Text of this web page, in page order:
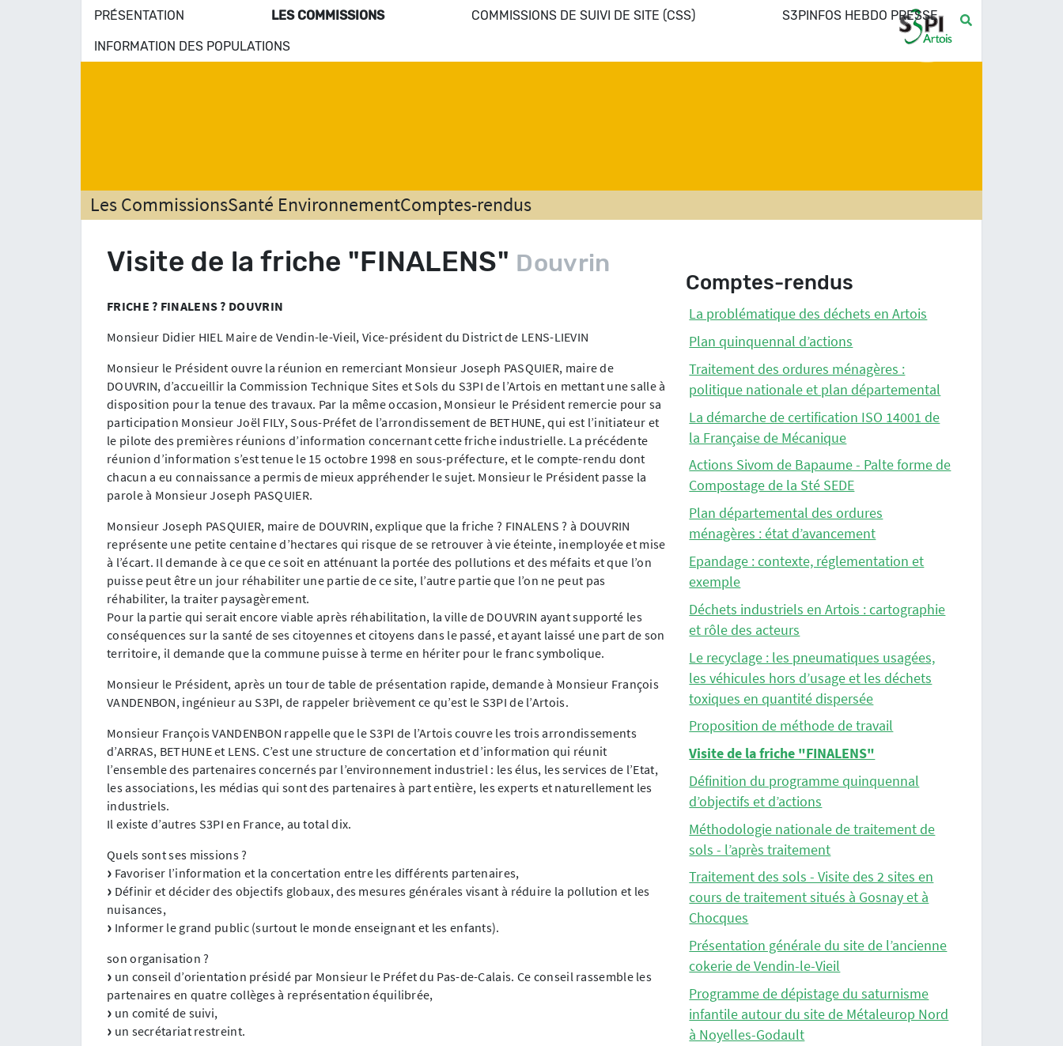
PRÉSENTATION LES COMMISSIONS COMMISSIONS DE SUIVI DE SITE (CSS) S3PINFOS HEBDO PRESSE
INFORMATION DES POPULATIONS
Les CommissionsSanté EnvironnementComptes-rendus
Visite de la friche "FINALENS" Douvrin
FRICHE ? FINALENS ? DOUVRIN
Monsieur Didier HIEL Maire de Vendin-le-Vieil, Vice-président du District de LENS-LIEVIN
Monsieur le Président ouvre la réunion en remerciant Monsieur Joseph PASQUIER, maire de
DOUVRIN, d’accueillir la Commission Technique Sites et Sols du S3PI de l’Artois en mettant une salle à
disposition pour la tenue des travaux. Par la même occasion, Monsieur le Président remercie pour sa
participation Monsieur Joël FILY, Sous-Préfet de l’arrondissement de BETHUNE, qui est l’initiateur et
le pilote des premières réunions d’information concernant cette friche industrielle. La précédente
réunion d’information s’est tenue le 15 octobre 1998 en sous-préfecture, et le compte-rendu dont
chacun a eu connaissance a permis de mieux appréhender le sujet. Monsieur le Président passe la
parole à Monsieur Joseph PASQUIER.
Monsieur Joseph PASQUIER, maire de DOUVRIN, explique que la friche ? FINALENS ? à DOUVRIN
représente une petite centaine d’hectares qui risque de se retrouver à vie éteinte, inemployée et mise
à l’écart. Il demande à ce que ce soit en atténuant la portée des pollutions et des méfaits et que l’on
puisse peut être un jour réhabiliter une partie de ce site, l’autre partie que l’on ne peut pas
réhabiliter, la traiter paysagèrement.
Pour la partie qui serait encore viable après réhabilitation, la ville de DOUVRIN ayant supporté les
conséquences sur la santé de ses citoyennes et citoyens dans le passé, et ayant laissé une part de son
territoire, il demande que la commune puisse à terme en hériter pour le franc symbolique.
Monsieur le Président, après un tour de table de présentation rapide, demande à Monsieur François
VANDENBON, ingénieur au S3PI, de rappeler brièvement ce qu’est le S3PI de l’Artois.
Monsieur François VANDENBON rappelle que le S3PI de l’Artois couvre les trois arrondissements
d’ARRAS, BETHUNE et LENS. C’est une structure de concertation et d’information qui réunit
l’ensemble des partenaires concernés par l’environnement industriel : les élus, les services de l’Etat,
les associations, les médias qui sont des partenaires à part entière, les experts et naturellement les
industriels.
Il existe d’autres S3PI en France, au total dix.
Quels sont ses missions ?
Favoriser l’information et la concertation entre les différents partenaires,
Définir et décider des objectifs globaux, des mesures générales visant à réduire la pollution et les
nuisances,
Informer le grand public (surtout le monde enseignant et les enfants).
son organisation ?
un conseil d’orientation présidé par Monsieur le Préfet du Pas-de-Calais. Ce conseil rassemble les
partenaires en quatre collèges à représentation équilibrée,
un comité de suivi,
un secrétariat restreint.
Comptes-rendus
La problématique des déchets en Artois
Plan quinquennal d’actions
Traitement des ordures ménagères :
politique nationale et plan départemental
La démarche de certification ISO 14001 de
la Française de Mécanique
Actions Sivom de Bapaume - Palte forme de
Compostage de la Sté SEDE
Plan départemental des ordures
ménagères : état d’avancement
Epandage : contexte, réglementation et
exemple
Déchets industriels en Artois : cartographie
et rôle des acteurs
Le recyclage : les pneumatiques usagées,
les véhicules hors d’usage et les déchets
toxiques en quantité dispersée
Proposition de méthode de travail
Visite de la friche "FINALENS"
Définition du programme quinquennal
d’objectifs et d’actions
Méthodologie nationale de traitement de
sols - l’après traitement
Traitement des sols - Visite des 2 sites en
cours de traitement situés à Gosnay et à
Chocques
Présentation générale du site de l’ancienne
cokerie de Vendin-le-Vieil
Programme de dépistage du saturnisme
infantile autour du site de Métaleurop Nord
à Noyelles-Godault